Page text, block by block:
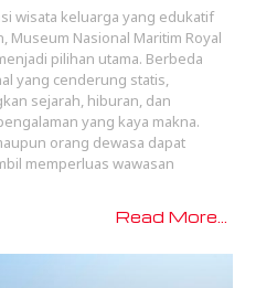
wisata keluarga yang edukatif
Museum Nasional Maritim Royal
pilihan utama. Berbeda
yang cenderung statis,
sejarah, hiburan, dan
yang kaya makna.
orang dewasa dapat
memperluas wawasan
Read More...